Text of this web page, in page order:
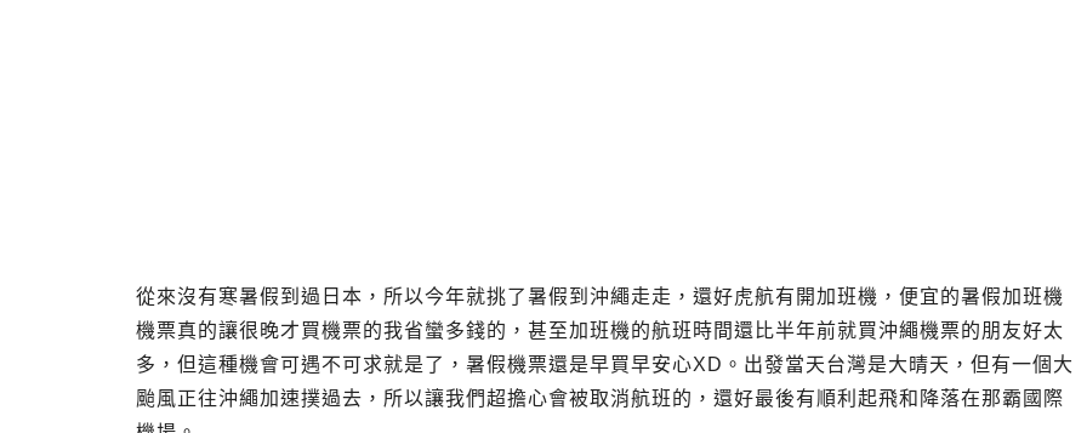
從來沒有寒暑假到過日本，所以今年就挑了暑假到沖繩走走，還好虎航有開加班機，便宜的暑假加班機
機票真的讓很晚才買機票的我省蠻多錢的，甚至加班機的航班時間還比半年前就買沖繩機票的朋友好太
多，但這種機會可遇不可求就是了，暑假機票還是早買早安心XD。出發當天台灣是大晴天，但有一個大
颱風正往沖繩加速撲過去，所以讓我們超擔心會被取消航班的，還好最後有順利起飛和降落在那霸國際